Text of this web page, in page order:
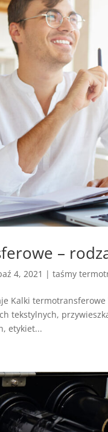
–
4, 2021 |taśmy
Kalki
tekstylnych,
etykiet...